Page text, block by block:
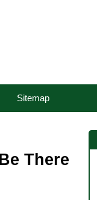
Sitemap
There